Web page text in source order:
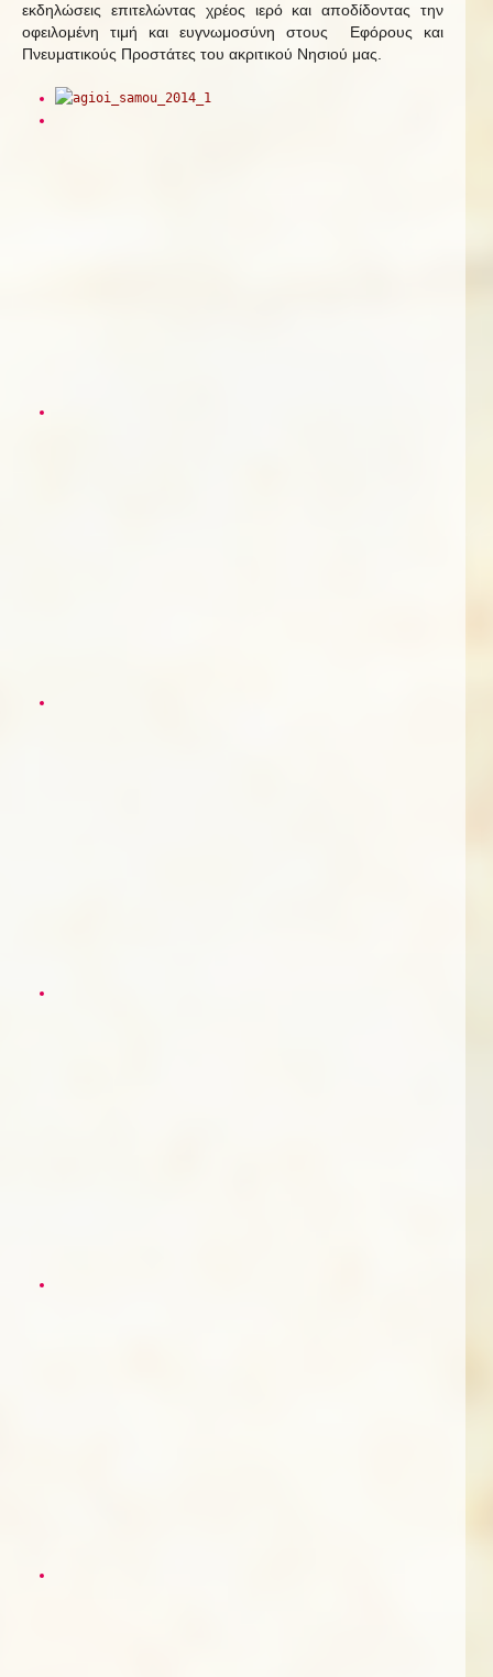
εκδηλώσεις επιτελώντας χρέος ιερό και αποδίδοντας την
οφειλομένη τιμή και ευγνωμοσύνη στους Εφόρους και
Πνευματικούς Προστάτες του ακριτικού Νησιού μας.